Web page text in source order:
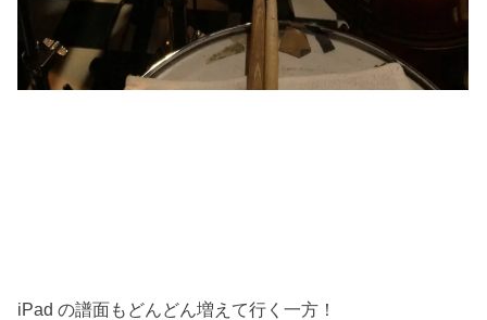
iPad の譜面もどんどん増えて行く一方！